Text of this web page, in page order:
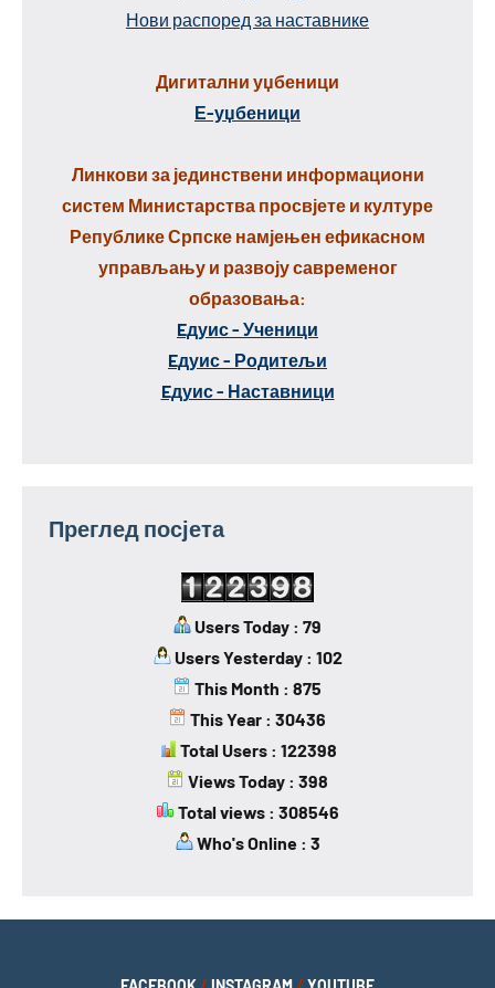
Нови распоред за наставнике
Дигитални уџбеници
Е-уџбеници
Линкови за јединствени информациони
систем Министарства просвјете и културе
Републике Српске намјењен ефикасном
управљању и развоју савременог
образовања:
Eдуис - Ученици
Eдуис - Родитељи
Eдуис - Наставници
Преглед посјета
Users Today : 79
Users Yesterday : 102
This Month : 875
This Year : 30436
Total Users : 122398
Views Today : 398
Total views : 308546
Who's Online : 3